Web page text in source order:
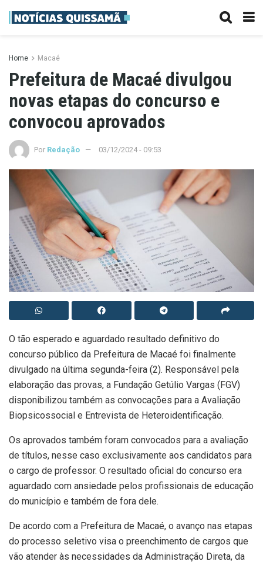
Home Macaé
Prefeitura de Macaé divulgou
novas etapas do concurso e
convocou aprovados
Por Redação 03/12/2024 - 09:53
O tão esperado e aguardado resultado definitivo do
concurso público da Prefeitura de Macaé foi finalmente
divulgado na última segunda-feira (2). Responsável pela
elaboração das provas, a Fundação Getúlio Vargas (FGV)
disponibilizou também as convocações para a Avaliação
Biopsicossocial e Entrevista de Heteroidentificação.
Os aprovados também foram convocados para a avaliação
de títulos, nesse caso exclusivamente aos candidatos para
o cargo de professor. O resultado oficial do concurso era
aguardado com ansiedade pelos profissionais de educação
do município e também de fora dele.
De acordo com a Prefeitura de Macaé, o avanço nas etapas
do processo seletivo visa o preenchimento de cargos que
vão atender às necessidades da Administração Direta, da